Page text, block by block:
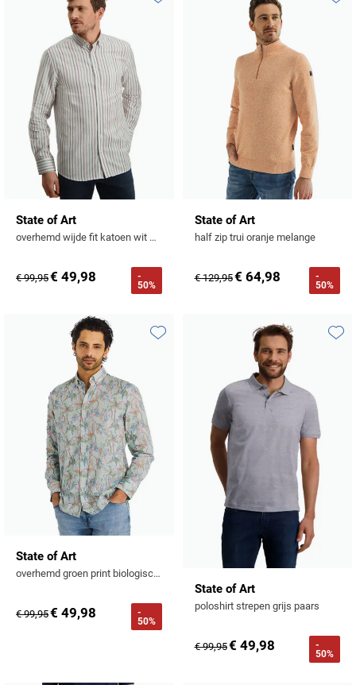
Profuomo
R2
Seidensticker
State of Art
Tommy Hilfiger
Vanguard
Replay
Reset
Roy Robson
Schiesser
Seidensticker
Slater
Superdry
Thomas Maine
Tommy Hilfiger
Tramarossa
UBR
Vanguard
William Lockie
Alle Merken
State of Art
overhemd wijde fit katoen wit gestreept
€ 99,95€ 49,98
-
50%
Toevoegen aan favorieten
State of Art
half zip trui oranje melange
€ 129,95€ 64,98
-
50%
State of Art
overhemd groen print biologisch katoen
€ 99,95€ 49,98
-
50%
Toevoegen aan favorieten
State of Art
poloshirt strepen grijs paars
€ 99,95€ 49,98
-
50%